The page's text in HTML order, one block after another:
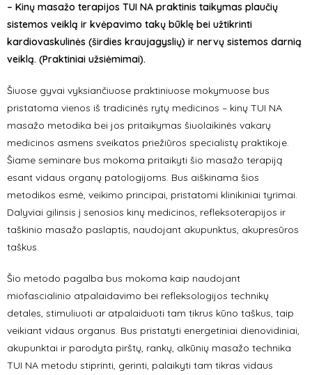
– Kinų masažo terapijos TUI NA praktinis taikymas plaučių
sistemos veiklą ir kvėpavimo takų būklę bei užtikrinti
kardiovaskulinės (širdies kraujagyslių) ir nervų sistemos darnią
veiklą. (Praktiniai užsiėmimai).
Šiuose gyvai vyksiančiuose praktiniuose mokymuose bus
pristatoma vienos iš tradicinės rytų medicinos – kinų TUI NA
masažo metodika bei jos pritaikymas šiuolaikinės vakarų
medicinos asmens sveikatos priežiūros specialistų praktikoje.
Šiame seminare bus mokoma pritaikyti šio masažo terapiją
esant vidaus organų patologijoms. Bus aiškinama šios
metodikos esmė, veikimo principai, pristatomi klinikiniai tyrimai.
Dalyviai gilinsis į senosios kinų medicinos, refleksoterapijos ir
taškinio masažo paslaptis, naudojant akupunktus, akupresūros
taškus.
Šio metodo pagalba bus mokoma kaip naudojant
miofascialinio atpalaidavimo bei refleksologijos technikų
detales, stimuliuoti ar atpalaiduoti tam tikrus kūno taškus, taip
veikiant vidaus organus. Bus pristatyti energetiniai dienovidiniai,
akupunktai ir parodyta pirštų, rankų, alkūnių masažo technika
TUI NA metodu stiprinti, gerinti, palaikyti tam tikras vidaus